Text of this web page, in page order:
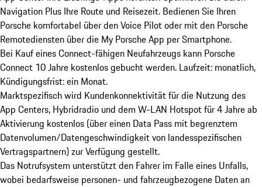
Navigation Plus Ihre Route und Reisezeit. Bedienen Sie Ihren
Porsche komfortabel über den Voice Pilot oder mit den Porsche
Remotediensten über die My Porsche App per Smartphone.
Bei Kauf eines Connect-fähigen Neufahrzeugs kann Porsche
Connect 10 Jahre kostenlos gebucht werden. Laufzeit: monatlich,
Kündigungsfrist: ein Monat.
Marktspezifisch wird Kundenkonnektivität für die Nutzung des
App Centers, Hybridradio und dem W-LAN Hotspot für 4 Jahre ab
Aktivierung kostenlos (über einen Data Pass mit begrenztem
Datenvolumen/Datengeschwindigkeit von landesspezifischen
Vertragspartnern) zur Verfügung gestellt.
Das Notrufsystem unterstützt den Fahrer im Falle eines Unfalls,
wobei bedarfsweise personen- und fahrzeugbezogene Daten an